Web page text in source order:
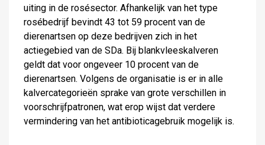
uiting in de rosésector. Afhankelijk van het type
rosébedrijf bevindt 43 tot 59 procent van de
dierenartsen op deze bedrijven zich in het
actiegebied van de SDa. Bij blankvleeskalveren
geldt dat voor ongeveer 10 procent van de
dierenartsen. Volgens de organisatie is er in alle
kalvercategorieën sprake van grote verschillen in
voorschrijfpatronen, wat erop wijst dat verdere
vermindering van het antibioticagebruik mogelijk is.